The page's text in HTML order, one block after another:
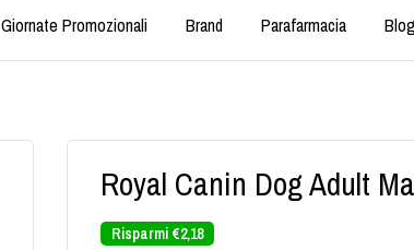
Giornate Promozionali Brand Parafarmacia Blog
Royal Canin Dog Adult
Risparmi €2,18